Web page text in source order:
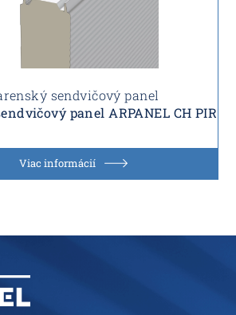
sendvičový panel
panel ARPANEL CH PIR
Viac informácií